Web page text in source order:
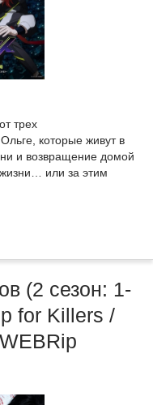
трех
которые живут в
и возвращение домой
или за этим
(2 сезон: 1-
for Killers /